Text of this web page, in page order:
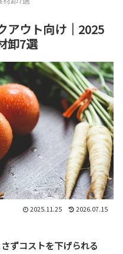
アウト向け｜2025
卸7選
2025.11.25 2026.07.15
ずコストを下げられる